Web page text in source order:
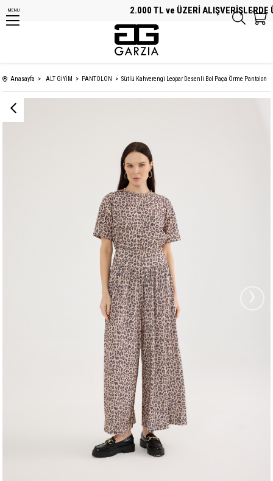
2.000 TL ve ÜZERİ ALIŞVERİŞLERDE
MENU
Anasayfa ALT GİYİM PANTOLON Sütlü Kahverengi Leopar Desenli Bol Paça Örme Pantolon